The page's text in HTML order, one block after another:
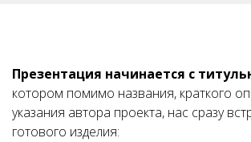
Презентация начинается с
котором помимо названия, краткого
указания автора проекта, нас сразу
готового изделия: